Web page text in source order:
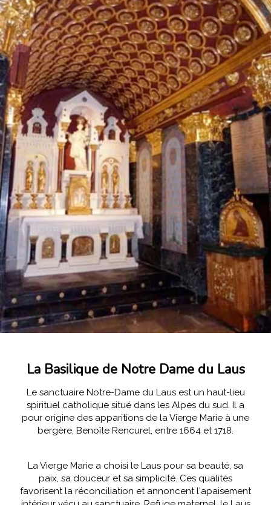
La Basilique de Notre Dame du Laus
Le sanctuaire Notre-Dame du Laus est un haut-lieu
spirituel catholique situé dans les Alpes du sud. Il a
pour origine des apparitions de la Vierge Marie à une
bergère, Benoîte Rencurel, entre 1664 et 1718.
La Vierge Marie a choisi le Laus pour sa beauté, sa
paix, sa douceur et sa simplicité. Ces qualités
favorisent la réconciliation et annoncent l'apaisement